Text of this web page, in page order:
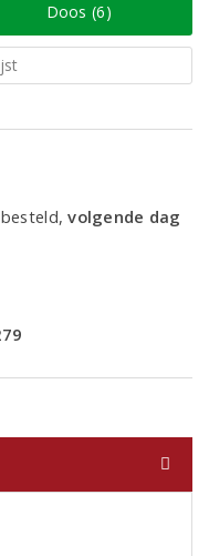
Doos (6)
besteld,volgende dag